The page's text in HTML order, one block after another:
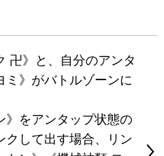
卍》と、自分のアンタ
ミ》がバトルゾーンに
》をアンタップ状態の
クして出す場合、リン